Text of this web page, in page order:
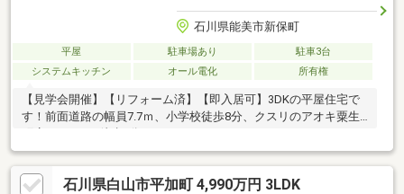
石川県能美市新保町
平屋 駐車場あり
駐車3台
システムキッチン
オール電化 所有権
【見学会開催】【リフォーム済】【即入居可】3DKの平屋住宅で
す！前面道路の幅員7.7ｍ、小学校徒歩8分、クスリのアオキ粟生
石川県白山市平加町 4,990万円 3LDK